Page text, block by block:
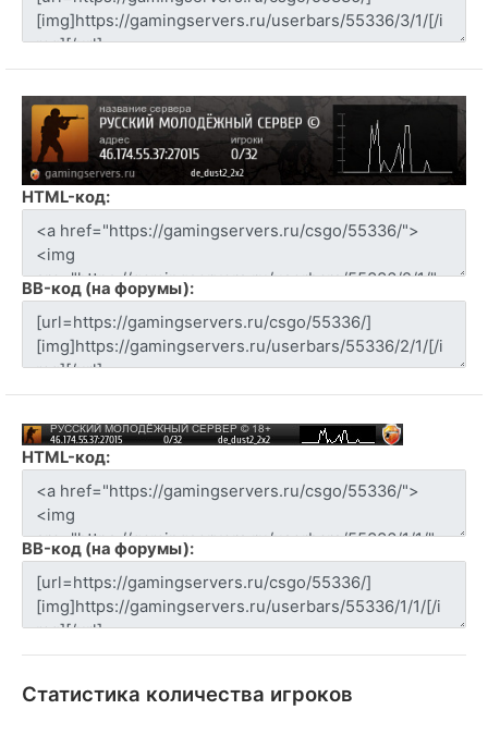
HTML-код:
BB-код (на форумы):
HTML-код:
BB-код (на форумы):
Статистика количества игроков